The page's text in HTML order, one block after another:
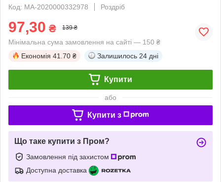
Код: MA-2020000332978
Роздріб
97,30 ₴ 139 ₴
Мінімальна сума замовлення на сайті — 150 ₴
Економія 41.70 ₴ Залишилось 24 дні
Купити
або
Купити з
Що таке купити з Пром?
Замовлення під захистом
Доступна доставка